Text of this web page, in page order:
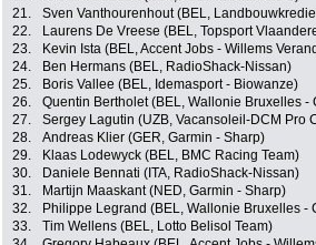
21.
Sven Vanthourenhout (BEL,
22.
Laurens De Vreese (BEL, Topsport
23.
Kevin Ista (BEL, Accent Jobs - Willems
24.
Ben Hermans (BEL, RadioShack-Nissan)
25.
Boris Vallee (BEL, Idemasport - Biowanze)
26.
Quentin Bertholet (BEL, Wallonie Bruxelles -
27.
Sergey Lagutin (UZB, Vacansoleil-DCM Pro
28.
Andreas Klier (GER, Garmin - Sharp)
29.
Klaas Lodewyck (BEL, BMC Racing Team)
30.
Daniele Bennati (ITA, RadioShack-Nissan)
31.
Martijn Maaskant (NED, Garmin - Sharp)
32.
Philippe Legrand (BEL, Wallonie Bruxelles -
33.
Tim Wellens (BEL, Lotto Belisol Team)